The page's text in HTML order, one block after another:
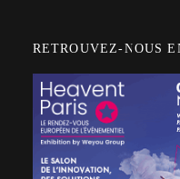
RETROUVEZ-NOUS